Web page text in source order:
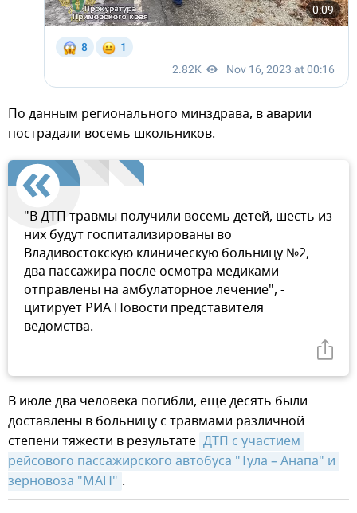
По данным регионального минздрава, в аварии
пострадали восемь школьников.
"В ДТП травмы получили восемь детей, шесть из
них будут госпитализированы во
Владивостокскую клиническую больницу №2,
два пассажира после осмотра медиками
отправлены на амбулаторное лечение", -
цитирует РИА Новости представителя
ведомства.
В июле два человека погибли, еще десять были
доставлены в больницу с травмами различной
степени тяжести в результате ДТП с участием
рейсового пассажирского автобуса "Тула – Анапа" и
зерновоза "МАН" .